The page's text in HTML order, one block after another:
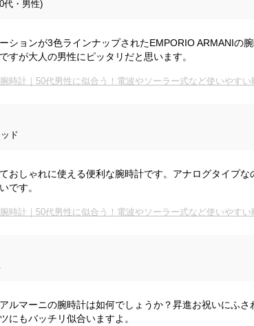
代・男性)
ションが3色ラインナップされたEMPORIO ARMANIの
すが大人の男性にピッタリだと思います。
時計｜50代男性に似合う！電波やソーラー式など使いやすい
ド
おしゃれに使える便利な腕時計です。アナログタイプな
です。
時計｜50代男性に似合う！電波やソーラー式など使いやすい
ルマーニの腕時計は如何でしょうか？昇進お祝いにふさ
にもバッチリ似合いますよ。